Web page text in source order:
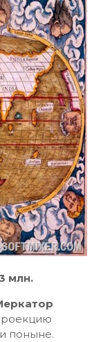
млн.
поныне.